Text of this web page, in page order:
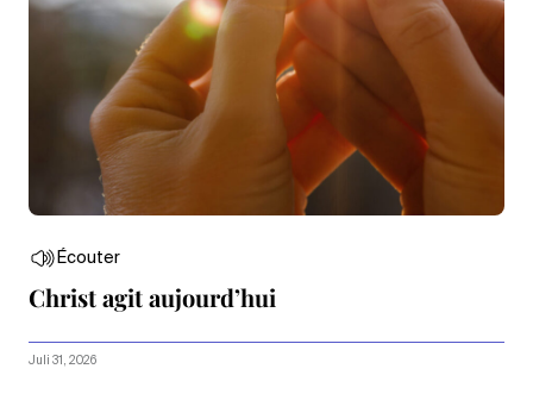
Écouter
Christ agit aujourd’hui
Juli 31, 2026